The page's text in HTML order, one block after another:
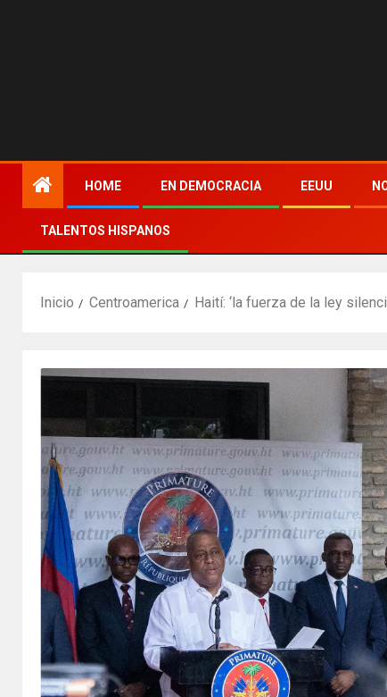
HOME EN DEMOCRACIA EEUU
TALENTOS HISPANOS
Inicio Centroamerica Haití: ‘la fuerza de la ley